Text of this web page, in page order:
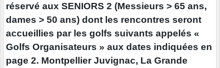
réservé aux SENIORS 2 (Messieurs > 65 ans,
dames > 50 ans) dont les rencontres seront
accueillies par les golfs suivants appelés «
Golfs Organisateurs » aux dates indiquées en
page 2. Montpellier Juvignac, La Grande